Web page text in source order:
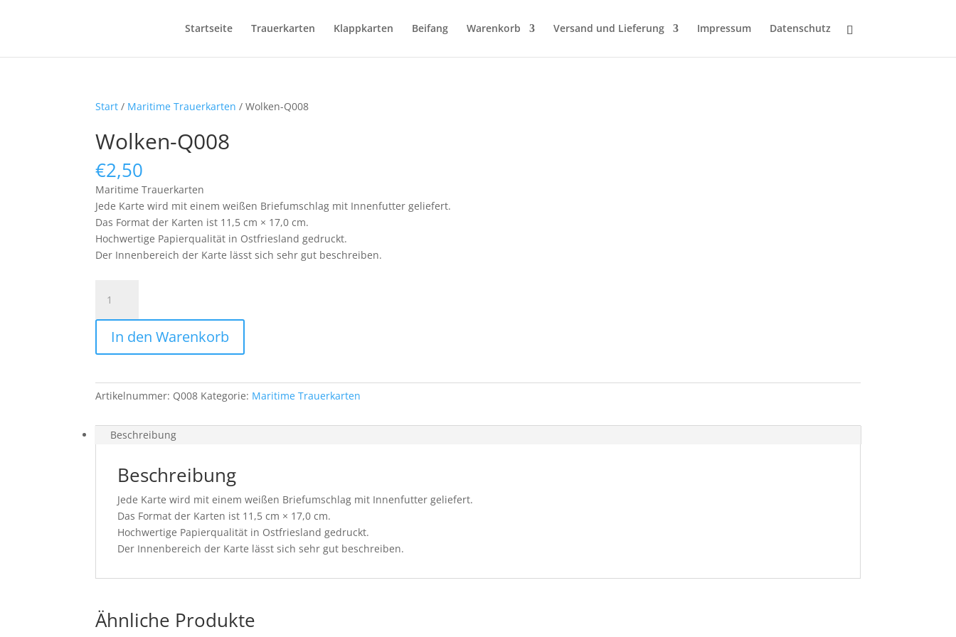
Startseite Trauerkarten Klappkarten Beifang Warenkorb Versand und Lieferung Impressum Datenschutz
Start / Maritime Trauerkarten / Wolken-Q008
Wolken-Q008
€2,50
Maritime Trauerkarten
Jede Karte wird mit einem weißen Briefumschlag mit Innenfutter geliefert.
Das Format der Karten ist 11,5 cm × 17,0 cm.
Hochwertige Papierqualität in Ostfriesland gedruckt.
Der Innenbereich der Karte lässt sich sehr gut beschreiben.
Q008
Menge
In den Warenkorb
Artikelnummer: Q008 Kategorie: Maritime Trauerkarten
Beschreibung
Beschreibung
Jede Karte wird mit einem weißen Briefumschlag mit Innenfutter geliefert.
Das Format der Karten ist 11,5 cm × 17,0 cm.
Hochwertige Papierqualität in Ostfriesland gedruckt.
Der Innenbereich der Karte lässt sich sehr gut beschreiben.
Ähnliche Produkte